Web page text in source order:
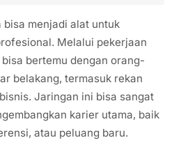
bisa menjadi alat untuk
Melalui pekerjaan
bertemu dengan orang-
belakang, termasuk rekan
Jaringan ini bisa sangat
karier utama, baik
atau peluang baru.